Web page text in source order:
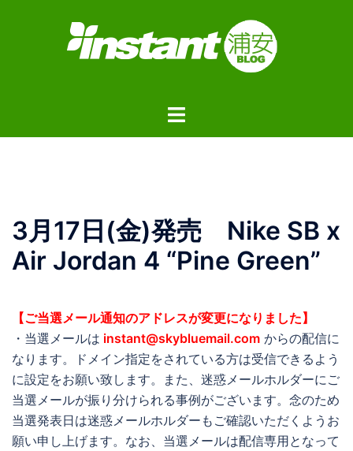
ト
ー
3月17日(金)発売 Nike SB x
Air Jordan 4 “Pine Green”
【ご当選メール通知のアドレスが変更になりました】
・当選メールは instant@skybluemail.com からの配信に
なります。ドメイン指定をされている方は受信できるよう
に設定をお願い致します。また、迷惑メールホルダーにご
当選メールが振り分けられる事例がございます。念のため
当選発表日は迷惑メールホルダーもご確認いただくようお
願い申し上げます。なお、当選メールは配信専用となって